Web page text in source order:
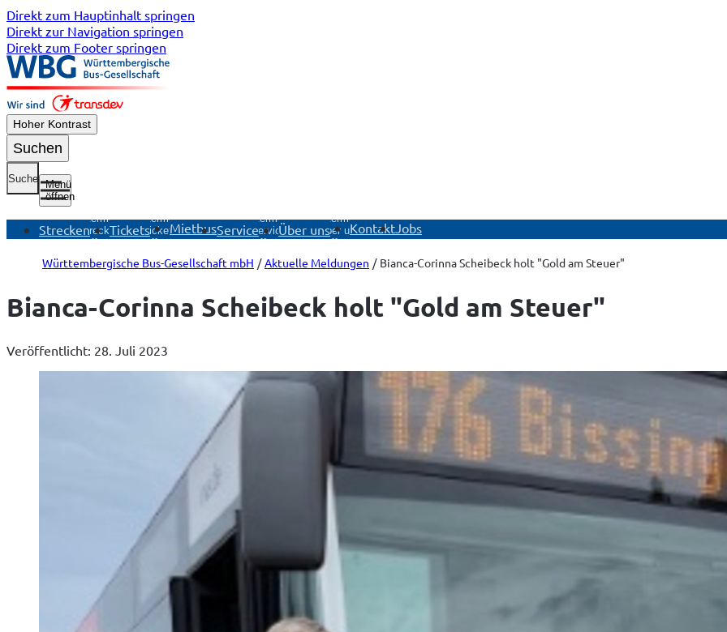
Direkt zum Hauptinhalt springen
Direkt zur Navigation springen
Direkt zum Footer springen
Hoher Kontrast
Suchen
Suche
Menü
öffnen
Strecken
Untermenü
Strecken
öffnen
Tickets
Untermenü
Tickets
öffnen
MietbusService
Untermenü
Service
öffnen
Über uns
Untermenü
Über uns
öffnen
KontaktJobs
Württembergische Bus-Gesellschaft mbH Aktuelle Meldungen Bianca-Corinna Scheibeck holt "Gold am Steuer"
Bianca-Corinna Scheibeck holt "Gold am Steuer"
Veröffentlicht: 28. Juli 2023